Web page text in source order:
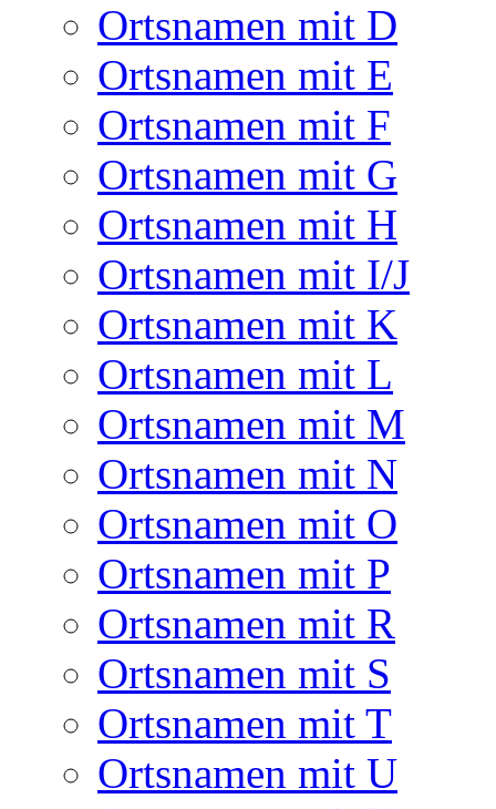
Ortsnamen mit D
Ortsnamen mit E
Ortsnamen mit F
Ortsnamen mit G
Ortsnamen mit H
Ortsnamen mit I/J
Ortsnamen mit K
Ortsnamen mit L
Ortsnamen mit M
Ortsnamen mit N
Ortsnamen mit O
Ortsnamen mit P
Ortsnamen mit R
Ortsnamen mit S
Ortsnamen mit T
Ortsnamen mit U